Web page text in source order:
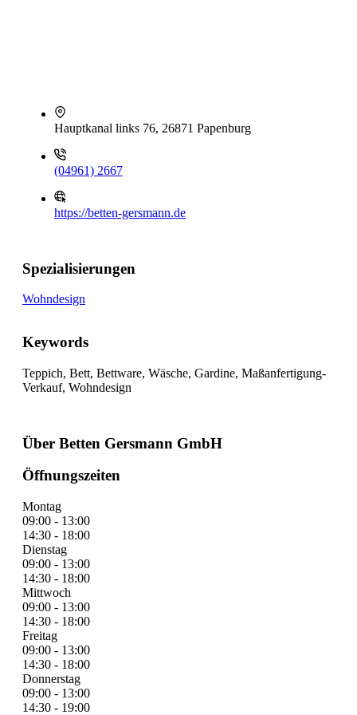
Hauptkanal links 76, 26871 Papenburg
(04961) 2667
https://betten-gersmann.de
Spezialisierungen
Wohndesign
Keywords
Teppich, Bett, Bettware, Wäsche, Gardine, Maßanfertigung-
Verkauf, Wohndesign
Über Betten Gersmann GmbH
Öffnungszeiten
Montag
09:00 - 13:00
14:30 - 18:00
Dienstag
09:00 - 13:00
14:30 - 18:00
Mittwoch
09:00 - 13:00
14:30 - 18:00
Freitag
09:00 - 13:00
14:30 - 18:00
Donnerstag
09:00 - 13:00
14:30 - 19:00